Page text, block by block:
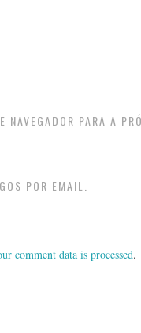
PARA A
POR EMAIL.
comment data is processed.